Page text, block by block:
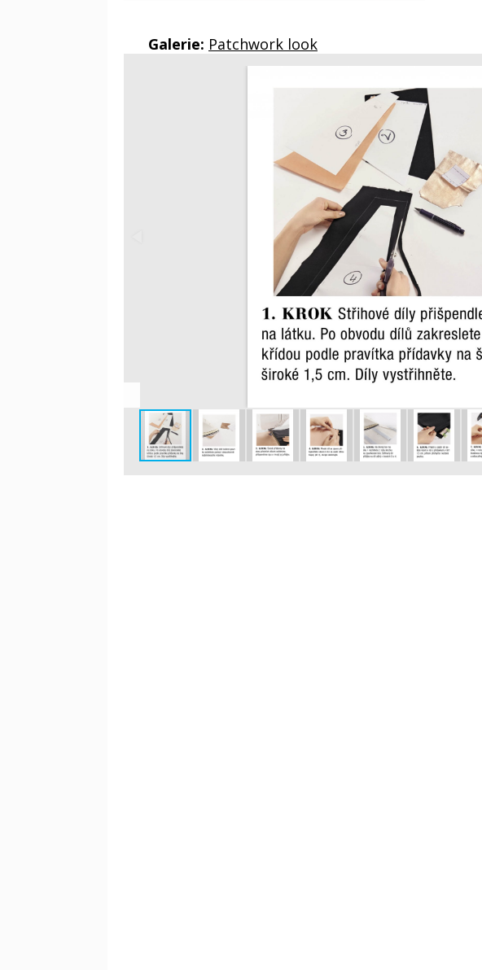
Galerie: Patchwork look